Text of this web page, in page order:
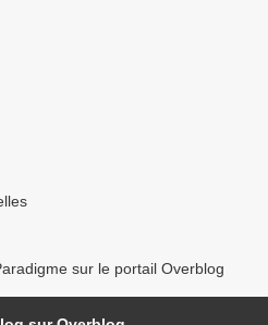
sur le portail Overblog